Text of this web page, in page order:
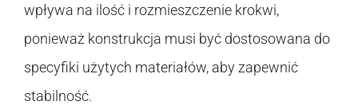
wpływa na ilość i rozmieszczenie krokwi,
ponieważ konstrukcja musi być dostosowana do
specyfiki użytych materiałów, aby zapewnić
stabilność.